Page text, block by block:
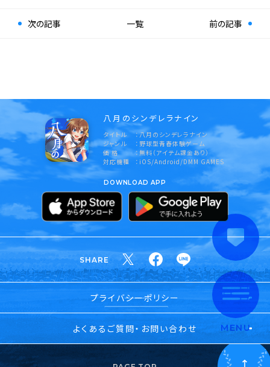
次の記事 前の記事
一覧
八月のシンデレラナイン
タイトル
八月のシンデレラナイン
ジャンル
野球型青春体験ゲーム
価 格
無料（アイテム課金あり）
対応機種
iOS/Android/DMM GAMES
DOWNLOAD APP
SHARE
プライバシーポリシー
よくあるご質問・お問い合わせ MENU